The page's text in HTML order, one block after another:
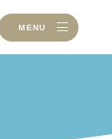
MENU